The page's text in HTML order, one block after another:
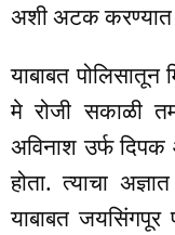
अशी अटक करण्यात
याबाबत
मे रोजी सकाळी
अविनाश उर्फ
होता. त्याचा
याबाबत जयसिंगपूर